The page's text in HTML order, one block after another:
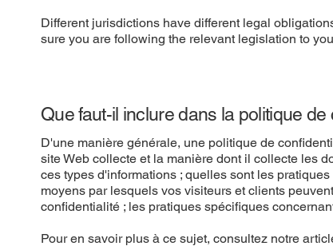
Different jurisdictions have different legal
sure you are following the relevant legislation to
Que faut-il inclure dans la politique de
D'une manière générale, une politique de
site Web collecte et la manière dont il collecte les
ces types d'informations ; quelles sont les
moyens par lesquels vos visiteurs et clients
confidentialité ; les pratiques spécifiques
Pour en savoir plus à ce sujet, consultez notre